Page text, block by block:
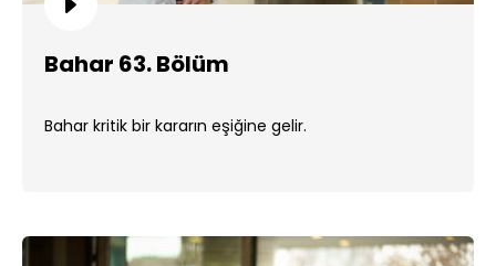
Bahar 63. Bölüm
Bahar kritik bir kararın eşiğine gelir.